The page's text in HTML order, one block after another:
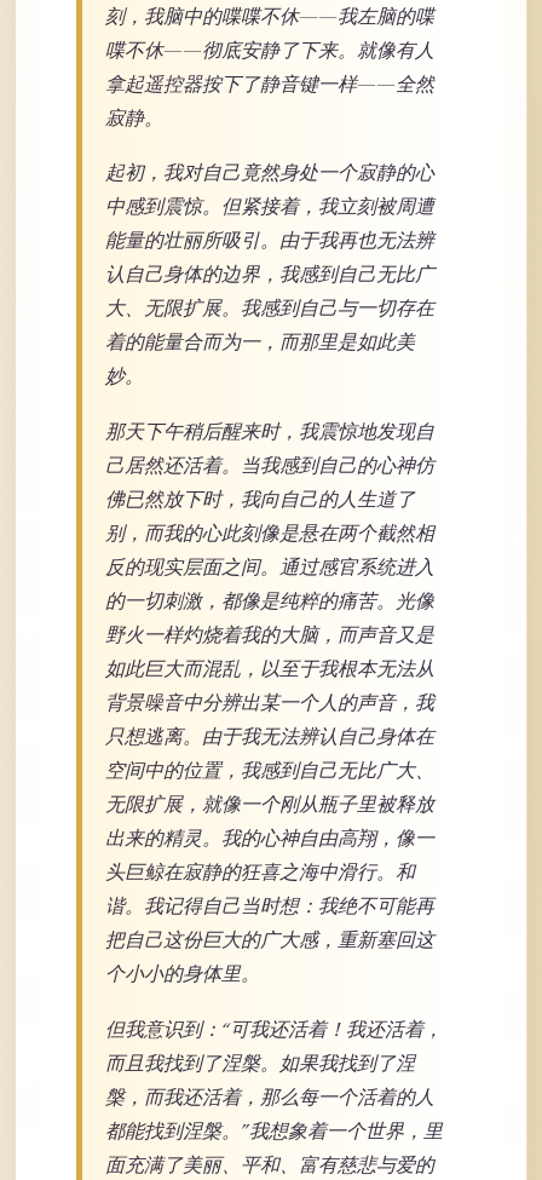
刻，我脑中的喋喋不休——我左脑的喋
喋不休——彻底安静了下来。就像有人
拿起遥控器按下了静音键一样——全然
寂静。
起初，我对自己竟然身处一个寂静的心
中感到震惊。但紧接着，我立刻被周遭
能量的壮丽所吸引。由于我再也无法辨
认自己身体的边界，我感到自己无比广
大、无限扩展。我感到自己与一切存在
着的能量合而为一，而那里是如此美
妙。
那天下午稍后醒来时，我震惊地发现自
己居然还活着。当我感到自己的心神仿
佛已然放下时，我向自己的人生道了
别，而我的心此刻像是悬在两个截然相
反的现实层面之间。通过感官系统进入
的一切刺激，都像是纯粹的痛苦。光像
野火一样灼烧着我的大脑，而声音又是
如此巨大而混乱，以至于我根本无法从
背景噪音中分辨出某一个人的声音，我
只想逃离。由于我无法辨认自己身体在
空间中的位置，我感到自己无比广大、
无限扩展，就像一个刚从瓶子里被释放
出来的精灵。我的心神自由高翔，像一
头巨鲸在寂静的狂喜之海中滑行。和
谐。我记得自己当时想：我绝不可能再
把自己这份巨大的广大感，重新塞回这
个小小的身体里。
但我意识到：“可我还活着！我还活着，
而且我找到了涅槃。如果我找到了涅
槃，而我还活着，那么每一个活着的人
都能找到涅槃。”我想象着一个世界，里
面充满了美丽、平和、富有慈悲与爱的